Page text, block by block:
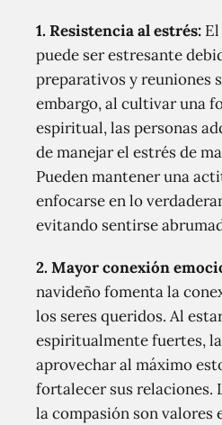
1.Resistencia al estrés:
puede ser estresante
preparativos y reuniones
embargo, al cultivar una
espiritual, las personas
de manejar el estrés de
Pueden mantener una
enfocarse en lo
evitando sentirse
2.Mayor conexión
navideño fomenta la
los seres queridos. Al
espiritualmente fuertes,
aprovechar al máximo
fortalecer sus relaciones.
la compasión son valores